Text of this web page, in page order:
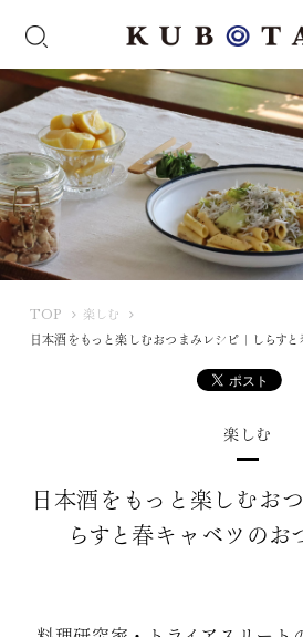
TOP
U
楽しむ
日本酒をもっと楽しむおつまみレシピ｜しらす
楽しむ
日本酒をもっと楽しむお
らすと春キャベツのお